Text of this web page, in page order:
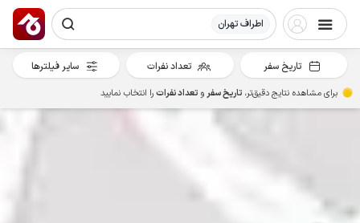
اطراف تهران
تاریخ سفر تعداد نفرات سایر فیلترها
برای مشاهده نتایج دقیق‌تر، تاریخ سفرو تعداد نفراترا انتخاب نمایید